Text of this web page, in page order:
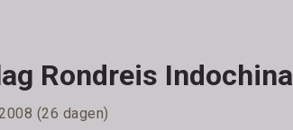
Rondreis Indochina
(26 dagen)